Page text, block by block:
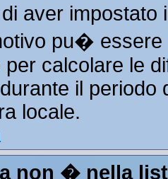
aver
pu�
per calcolare le
il
locale.
non � nella